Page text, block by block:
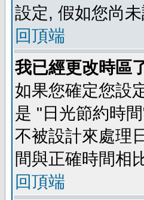
設定, 假如您尚
回頂端
我已經更改時區
如果您確定您設
是 "日光節約時
不被設計來處理
間與正確時間相
回頂端